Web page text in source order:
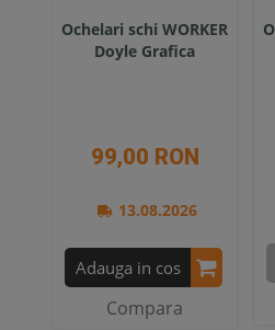
Ochelari schi WORKER
Doyle Grafica
99,00 RON
13.08.2026
Adauga in cos
Compara